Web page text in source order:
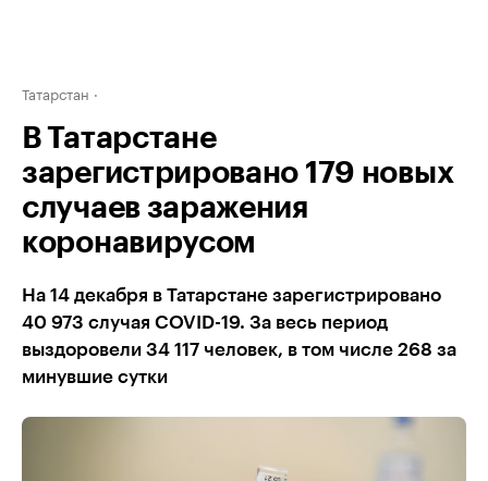
Татарстан
В Татарстане
зарегистрировано 179 новых
случаев заражения
коронавирусом
На 14 декабря в Татарстане зарегистрировано
40 973 случая COVID-19. За весь период
выздоровели 34 117 человек, в том числе 268 за
минувшие сутки